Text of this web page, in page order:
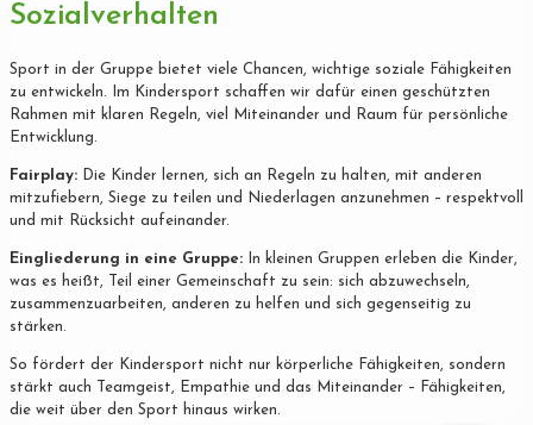
Sozialverhalten
Sport in der Gruppe bietet viele Chancen, wichtige soziale Fähigkeiten
zu entwickeln. Im Kindersport schaffen wir dafür einen geschützten
Rahmen mit klaren Regeln, viel Miteinander und Raum für persönliche
Entwicklung.
Fairplay: Die Kinder lernen, sich an Regeln zu halten, mit anderen
mitzufiebern, Siege zu teilen und Niederlagen anzunehmen – respektvoll
und mit Rücksicht aufeinander.
Eingliederung in eine Gruppe: In kleinen Gruppen erleben die Kinder,
was es heißt, Teil einer Gemeinschaft zu sein: sich abzuwechseln,
zusammenzuarbeiten, anderen zu helfen und sich gegenseitig zu
stärken.
So fördert der Kindersport nicht nur körperliche Fähigkeiten, sondern
stärkt auch Teamgeist, Empathie und das Miteinander – Fähigkeiten,
die weit über den Sport hinaus wirken.